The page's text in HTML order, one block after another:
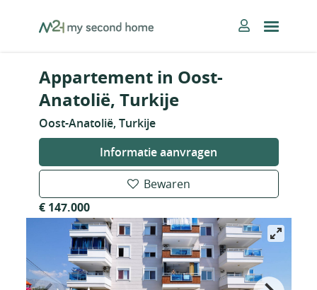
MySecondHome
Appartement in Oost-
Anatolië, Turkije
Oost-Anatolië, Turkije
Informatie aanvragen
Bewaren
€ 147.000